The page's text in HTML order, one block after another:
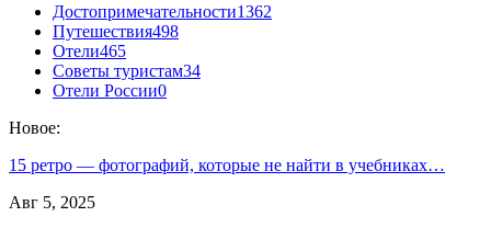
Достопримечательности1362
Путешествия498
Отели465
Советы туристам34
Отели России0
Новое:
15 ретро — фотографий, которые не найти в учебниках…
Авг 5, 2025